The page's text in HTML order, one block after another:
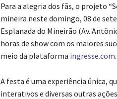
Para a alegria dos fãs, o projeto
mineira neste domingo, 08 de
Esplanada do Mineirão (Av.
horas de show com os maiores
meio da plataforma ingresse.com.
A festa é uma experiência única,
interativos e diversas outras